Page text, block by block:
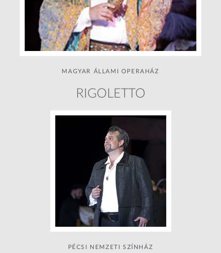
MAGYAR ÁLLAMI OPERAHÁZ
RIGOLETTO
PÉCSI NEMZETI SZÍNHÁZ